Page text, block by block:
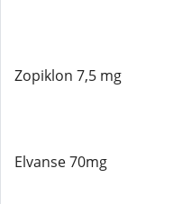
Zopiklon 7,5 mg
Elvanse 70mg